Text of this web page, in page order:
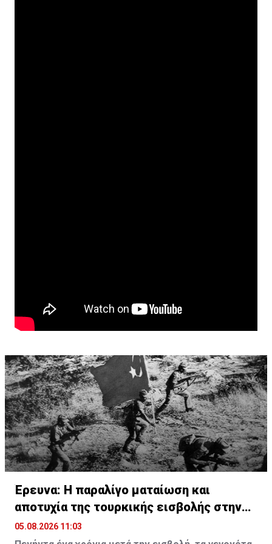
Έρευνα: Η παραλίγο ματαίωση και
αποτυχία της τουρκικής εισβολής στην
Κύπρο
05.08.2026 11:03